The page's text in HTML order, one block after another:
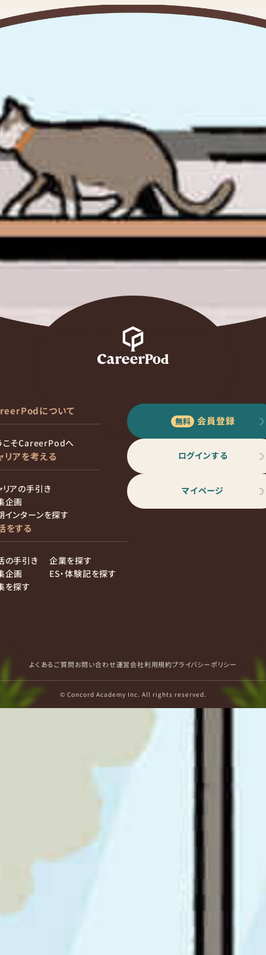
について
こそCareerPodへ
リアを考える
リアの手引き
企画
インターンを探す
をする
の手引き
企画
を探す
企業を探す
ES・体験記を探す
会員登録
ログインする
マイページ
よくあるご質問お問い合わせ運営会社利用規約プライバシーポリシー
© Concord Academy Inc. All rights reserved.